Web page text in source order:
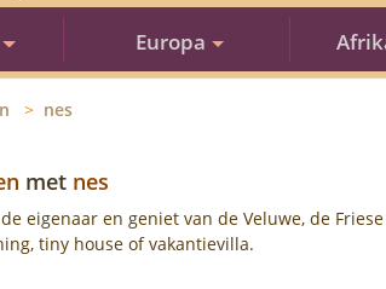
Europa
nes
met nes
eigenaar en geniet van de Veluwe, de
tiny house of vakantievilla.